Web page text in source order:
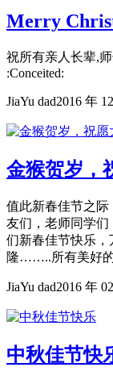
Merry
祝所有亲人长辈,
:Conceited:
JiaYu dad2016 年
金猴贺岁，
值此新春佳节之际
友们，老师同学
们新春佳节快乐
隆……..所有美好
JiaYu dad2016 年
中秋佳节快